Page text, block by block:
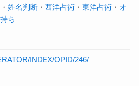
・ 姓名判断・ 西洋占術・ 東洋占術・ オ
ち
INDEX/OPID/246/